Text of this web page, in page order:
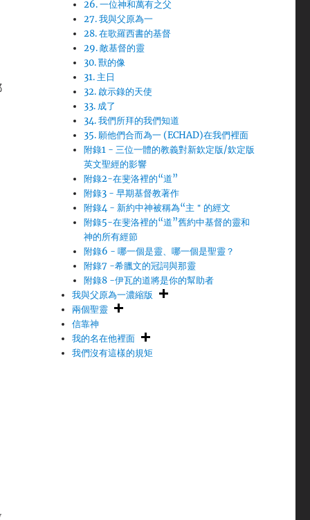
26. 一位神和萬有之父
27. 我與父原為一
28. 在歌羅西書的基督
29. 敵基督的靈
30. 獸的像
31. 主日
32. 啟示錄的天使
33. 成了
34. 我們所拜的我們知道
35. 願他們合而為一 (ECHAD)在我們裡面
附錄1 - 三位一體的教義對新欽定版/欽定版
英文聖經的影響
附錄2-在斐洛裡的“道”
附錄3 - 早期基督教著作
附錄4 - 新約中神被稱為“主＂的經文
附錄5-在斐洛裡的“道”舊約中基督的靈和
神的所有經節
附錄6 - 哪一個是靈、哪一個是聖靈？
附錄7 -希臘文的冠詞與那靈
附錄8 -伊瓦的道將是你的幫助者
我與父原為一濃縮版
兩個聖靈
信靠神
我的名在他裡面
我們沒有這樣的規矩